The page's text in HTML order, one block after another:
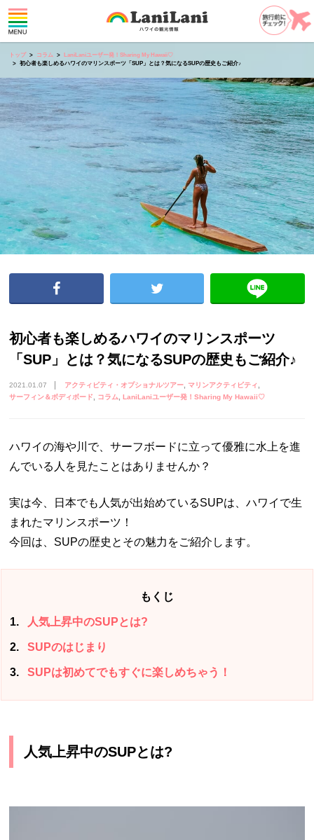
トップ コラム
LaniLaniユーザー発！Sharing My Hawaii♡
初心者も楽しめるハワイのマリンスポーツ「SUP」とは？気になるSUPの歴史もご紹介♪
初心者も楽しめるハワイのマリンスポーツ
「SUP」とは？気になるSUPの歴史もご紹介♪
2021.01.07 アクティビティ・オプショナルツアー
マリンアクティビティ
サーフィン＆ボディボード コラム LaniLaniユーザー発！Sharing My Hawaii♡
ハワイの海や川で、サーフボードに立って優雅に水上を進
んでいる人を見たことはありませんか？
実は今、日本でも人気が出始めているSUPは、ハワイで生
まれたマリンスポーツ！
今回は、SUPの歴史とその魅力をご紹介します。
もくじ
1 人気上昇中のSUPとは?
2 SUPのはじまり
3 SUPは初めてでもすぐに楽しめちゃう！
人気上昇中のSUPとは?